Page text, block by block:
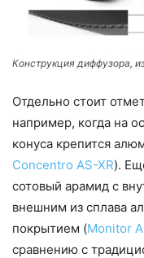
Конструкция диффузора,
Отдельно стоит
например, когда на
конуса крепится
Concentro AS-XR).
сотовый арамид с
внешним из сплава
покрытием (Monitor
сравнению с